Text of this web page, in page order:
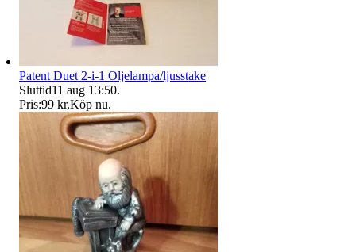
Patent Duet 2-i-1 Oljelampa/ljusstake
Sluttid11 aug 13:50.
Pris:99 kr,Köp nu.